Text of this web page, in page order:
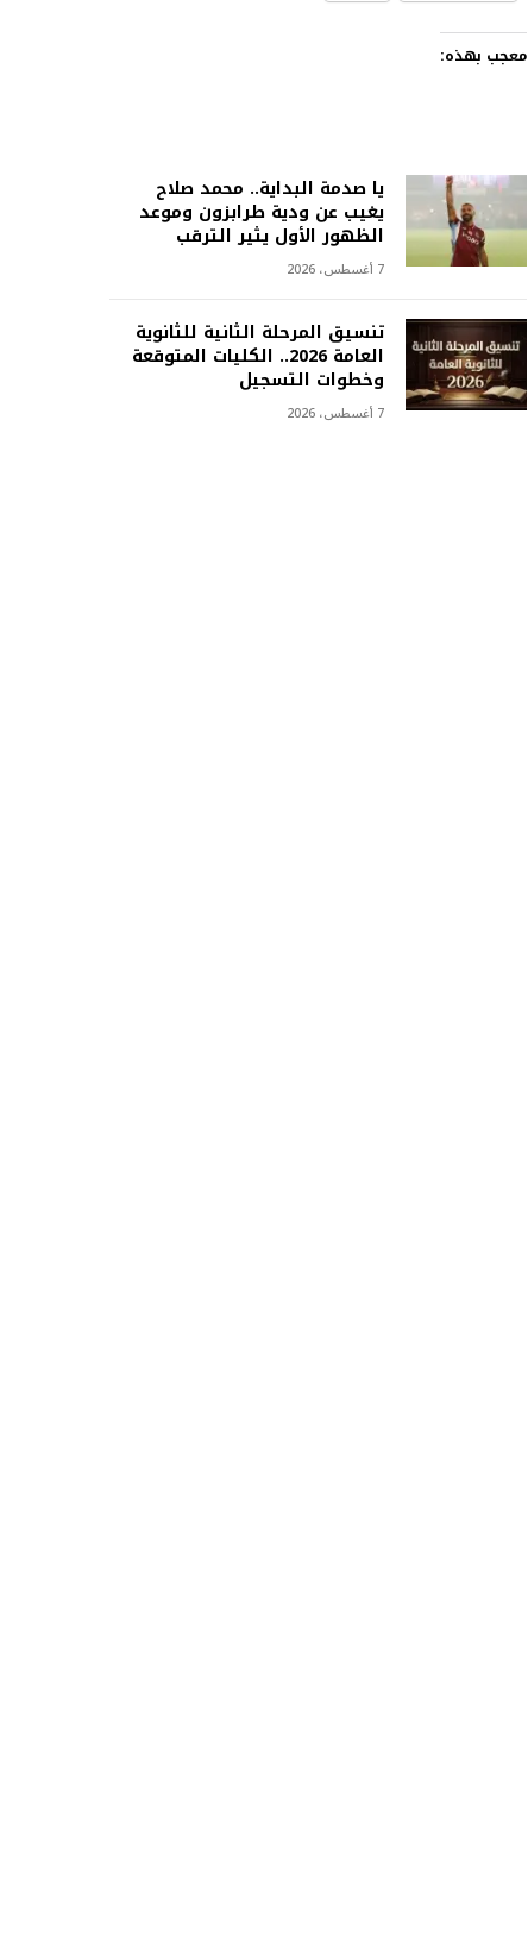
معجب بهذه:
يا صدمة البداية.. محمد صلاح
يغيب عن ودية طرابزون وموعد
الظهور الأول يثير الترقب
7 أغسطس، 2026
تنسيق المرحلة الثانية للثانوية
العامة 2026.. الكليات المتوقعة
وخطوات التسجيل
7 أغسطس، 2026